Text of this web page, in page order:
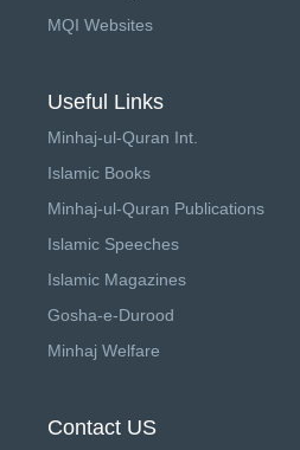
MQI Websites
Useful Links
Minhaj-ul-Quran Int.
Islamic Books
Minhaj-ul-Quran Publications
Islamic Speeches
Islamic Magazines
Gosha-e-Durood
Minhaj Welfare
Contact US